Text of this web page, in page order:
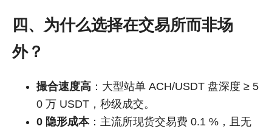
四、为什么选择在交易所而非场
外？
撮合速度高 ：大型站单 ACH/USDT 盘深度 ≥ 5
0 万 USDT，秒级成交。
0 隐形成本：主流所现货交易费 0.1 %，且无